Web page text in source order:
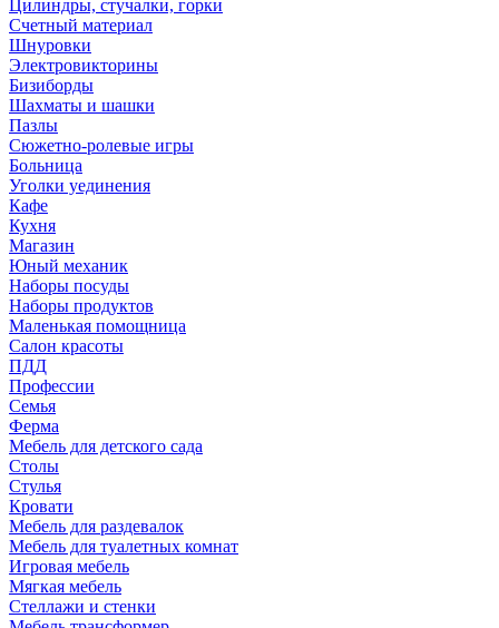
Цилиндры, стучалки, горки
Счетный материал
Шнуровки
Электровикторины
Бизиборды
Шахматы и шашки
Пазлы
Сюжетно-ролевые игры
Больница
Уголки уединения
Кафе
Кухня
Магазин
Юный механик
Наборы посуды
Наборы продуктов
Маленькая помощница
Салон красоты
ПДД
Профессии
Семья
Ферма
Мебель для детского сада
Столы
Cтулья
Кровати
Мебель для раздевалок
Мебель для туалетных комнат
Игровая мебель
Мягкая мебель
Стеллажи и стенки